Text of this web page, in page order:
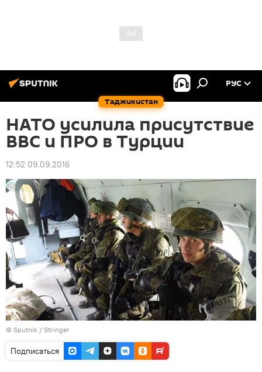
Таджикистан
РУС
НАТО усилила присутствие
ВВС и ПРО в Турции
12:52 09.09.2016
© Sputnik / Stringer
Подписаться